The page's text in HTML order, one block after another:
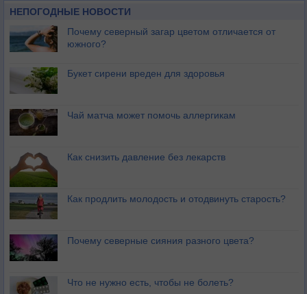
НЕПОГОДНЫЕ НОВОСТИ
Почему северный загар цветом отличается от
южного?
Букет сирени вреден для здоровья
Чай матча может помочь аллергикам
Как снизить давление без лекарств
Как продлить молодость и отодвинуть старость?
Почему северные сияния разного цвета?
Что не нужно есть, чтобы не болеть?